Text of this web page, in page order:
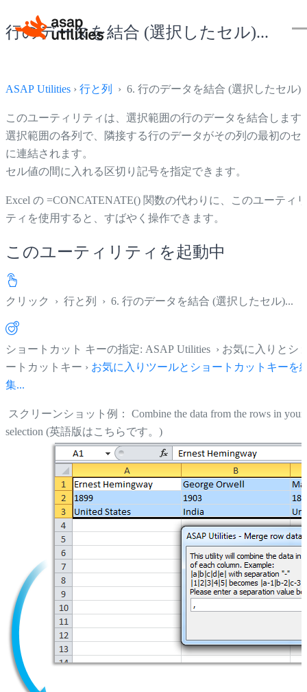
行のデータを結合 (選択したセル)...
ASAP Utilities › 行と列 › 6. 行のデータを結合 (選択したセル
このユーティリティは、選択範囲の行のデータを結合します
選択範囲の各列で、隣接する行のデータがその列の最初のセ
に連結されます。
セル値の間に入れる区切り記号を指定できます。
Excel の =CONCATENATE() 関数の代わりに、このユーティリ
ティを使用すると、すばやく操作できます。
このユーティリティを起動中
クリック › 行と列 › 6. 行のデータを結合 (選択したセル)...
ショートカット キーの指定: ASAP Utilities › お気に入りとシ
ートカットキー › お気に入りツールとショートカットキーを
集...
スクリーンショット例： Combine the data from the rows in your
selection (英語版はこちらです。)